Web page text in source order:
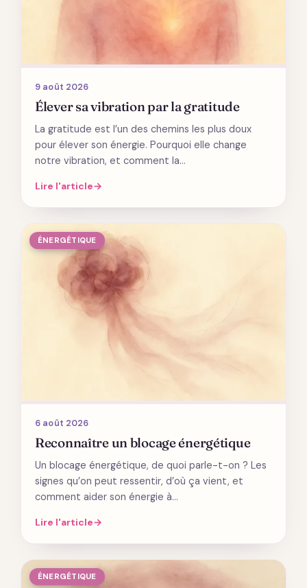
9 août 2026
Élever sa vibration par la gratitude
La gratitude est l’un des chemins les plus doux
pour élever son énergie. Pourquoi elle change
notre vibration, et comment la…
Lire l'article→
ÉNERGÉTIQUE
6 août 2026
Reconnaître un blocage énergétique
Un blocage énergétique, de quoi parle-t-on ? Les
signes qu’on peut ressentir, d’où ça vient, et
comment aider son énergie à…
Lire l'article→
ÉNERGÉTIQUE